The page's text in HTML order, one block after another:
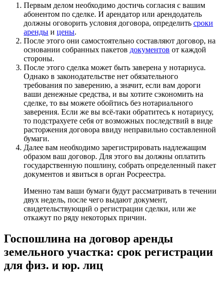
Первым делом необходимо достичь согласия с вашим
абонентом по сделке. И арендатор или арендодатель
должны оговорить условия договора, определить сроки
аренды и цены.
После этого они самостоятельно составляют договор, на
основании собранных пакетов документов от каждой
стороны.
После этого сделка может быть заверена у нотариуса.
Однако в законодательстве нет обязательного
требования по заверению, а значит, если вам дороги
ваши денежные средства, и вы хотите сэкономить на
сделке, то вы можете обойтись без нотариального
заверения. Если же вы всё-таки обратитесь к нотариусу,
то подстрахуете себя от возможных последствий в виде
расторжения договора ввиду неправильно составленной
бумаги.
Далее вам необходимо зарегистрировать надлежащим
образом ваш договор. Для этого вы должны оплатить
государственную пошлину, собрать определенный пакет
документов и явиться в орган Росреестра.
Именно там ваши бумаги будут рассматривать в течении
двух недель, после чего выдают документ,
свидетельствующий о регистрации сделки, или же
откажут по ряду некоторых причин.
Госпошлина на договор аренды
земельного участка: срок регистрации
для физ. и юр. лиц